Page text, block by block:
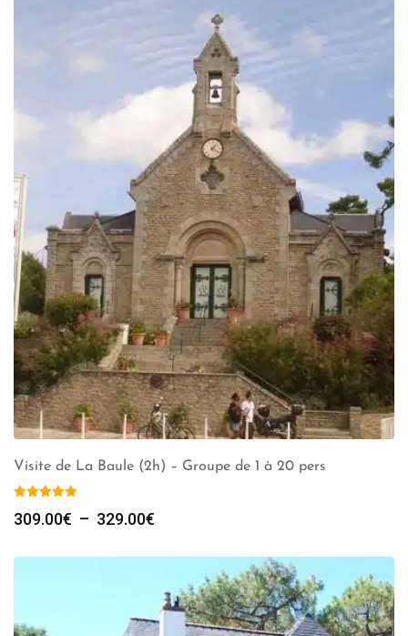
Visite de La Baule (2h) – Groupe de 1 à 20 pers
309.00€ – 329.00€
prix :
309.00€
à
329.00€